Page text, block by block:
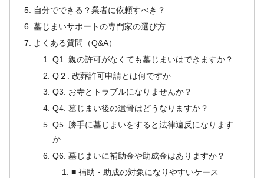
自分でできる？業者に依頼すべき？
墓じまいサポートの専門家の選び方
よくある質問（Q&A）
Q1. 親の許可がなくても墓じまいはできますか？
Q２. 改葬許可申請とは何ですか
Q3. お寺とトラブルになりませんか？
Q4. 墓じまい後の遺骨はどうなりますか？
Q5. 勝手に墓じまいをすると法律違反になります
か
Q6. 墓じまいに補助金や助成金はありますか？
■ 補助・助成の対象になりやすいケース